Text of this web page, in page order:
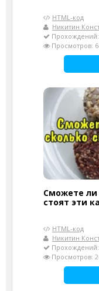
HTML-код
Никитин
Прохождений:
Просмотров:
Сможете ли
стоят эти
HTML-код
Никитин
Прохождений:
Просмотров: